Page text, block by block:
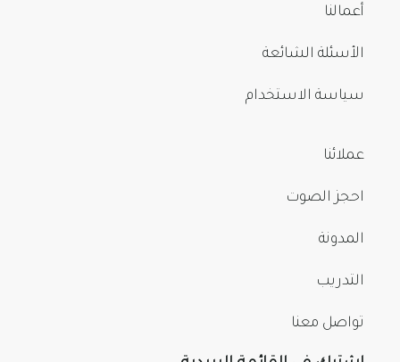
أعمالنا
الأسئلة الشائعة
سياسة الاستخدام
عملائنا
احجز الصوت
المدونة
التدريب
تواصل معنا